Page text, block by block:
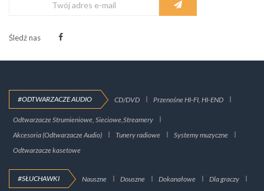
Śledź nas
#ODTWARZACZE AUDIO CD/DVD Przenośne HI-FI, HI-END
Odtwarzacze Strumieniowe, Sieciowe,Streamery
Akcesoria (Odtwarzacze Audio)
Tunery radiowe
Systemy muzyczne
Odtwarzacze kasetowe
#SŁUCHAWKI Nauszne Douszne Dokanałowe Dla graczy